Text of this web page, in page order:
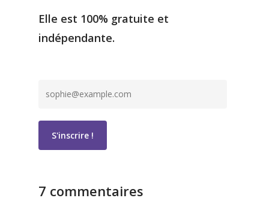
Elle est 100% gratuite et
indépendante.
7 commentaires